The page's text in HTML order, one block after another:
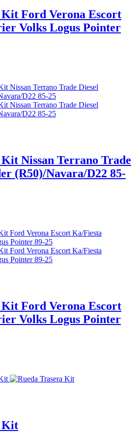
Kit Ford Verona Escort
Volks Logus Pointer
Nissan Terrano Trade
(R50)/Navara/D22 85-
Kit Ford Verona Escort
Volks Logus Pointer
Kit